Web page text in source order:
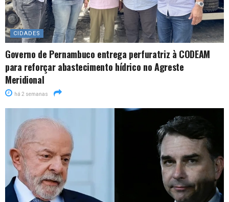
CIDADES
Governo de Pernambuco entrega perfuratriz à CODEAM
para reforçar abastecimento hídrico no Agreste
Meridional
há 2 semanas